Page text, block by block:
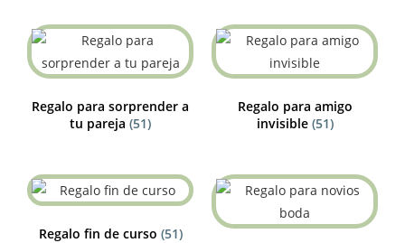
Regalo para sorprender a
tu pareja (51)
Regalo para amigo
invisible (51)
Regalo fin de curso (51)